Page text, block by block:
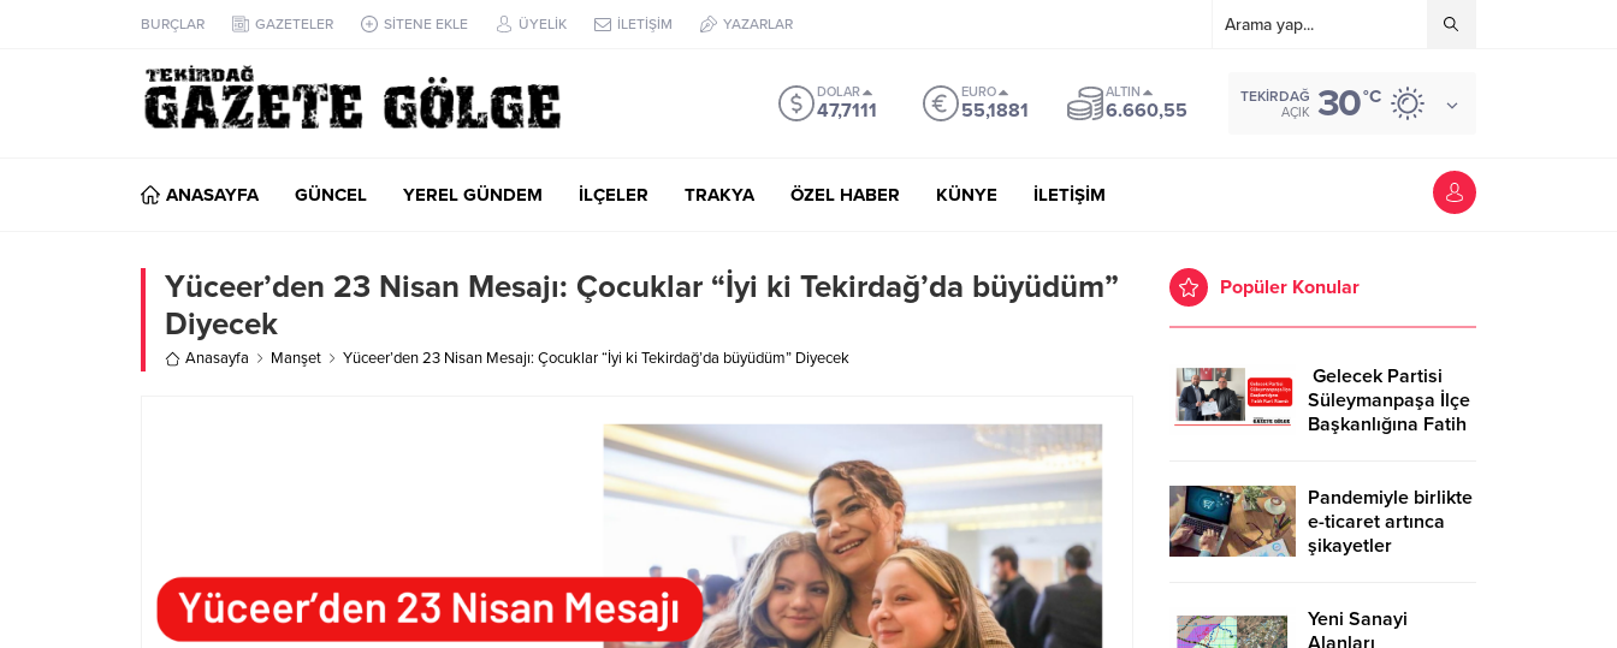
BURÇLAR GAZETELER SİTENE EKLE ÜYELİK İLETİŞİM YAZARLAR
DOLAR
47,7111
EURO
55,1881
ALTIN
6.660,55
TEKIRDAĞ
AÇIK 30°C
ANASAYFA GÜNCEL YEREL GÜNDEM İLÇELER TRAKYA ÖZEL HABER KÜNYE İLETİŞİM
Yüceer’den 23 Nisan Mesajı: Çocuklar “İyi ki Tekirdağ’da büyüdüm”
Diyecek
Anasayfa Manşet Yüceer’den 23 Nisan Mesajı: Çocuklar “İyi ki Tekirdağ’da büyüdüm” Diyecek
Popüler Konular
Gelecek Partisi
Süleymanpaşa İlçe
Başkanlığına Fatih
Pandemiyle birlikte
e-ticaret artınca
şikayetler
Yeni Sanayi
Alanları